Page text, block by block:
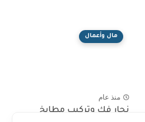
مال وأعمال
منذ عام
نجار فك وتركيب مطابخ